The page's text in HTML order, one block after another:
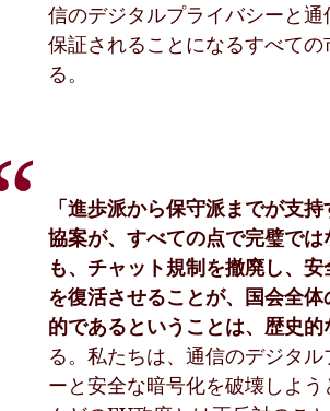
信のデジタルプライバシーと
保証されることになるすべての
る。
「進歩派から保守派までが支
協案が、すべての点で完璧では
も、チャット規制を撤廃し、
を復活させることが、国会全体
的であるということは、歴史的
る。私たちは、通信のデジタル
ーと安全な暗号化を破壊しよう